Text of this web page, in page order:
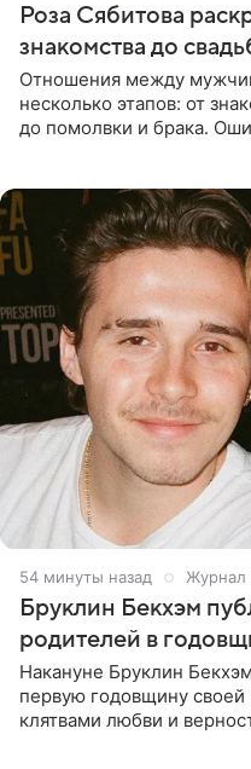
Роза Сябитова
знакомства до
Отношения между
несколько этапов: от
до помолвки и брака.
54 минуты назад Журнал
Бруклин Бекхэм
родителей в
Накануне Бруклин
первую годовщину
клятвами любви и